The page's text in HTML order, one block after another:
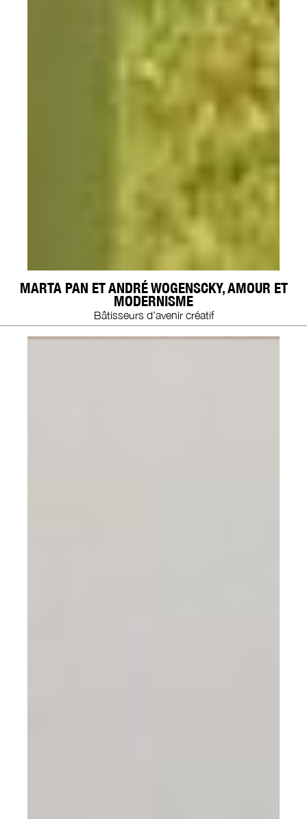
MARTA PAN ET ANDRÉ WOGENSCKY, AMOUR ET
MODERNISME
Bâtisseurs d’avenir créatif